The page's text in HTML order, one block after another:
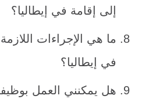
إلى إقامة في إيطاليا؟
ما هي الإجراءات
في إيطاليا؟
هل يمكنني العمل